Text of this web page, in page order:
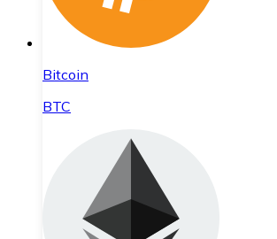
Bitcoin
BTC